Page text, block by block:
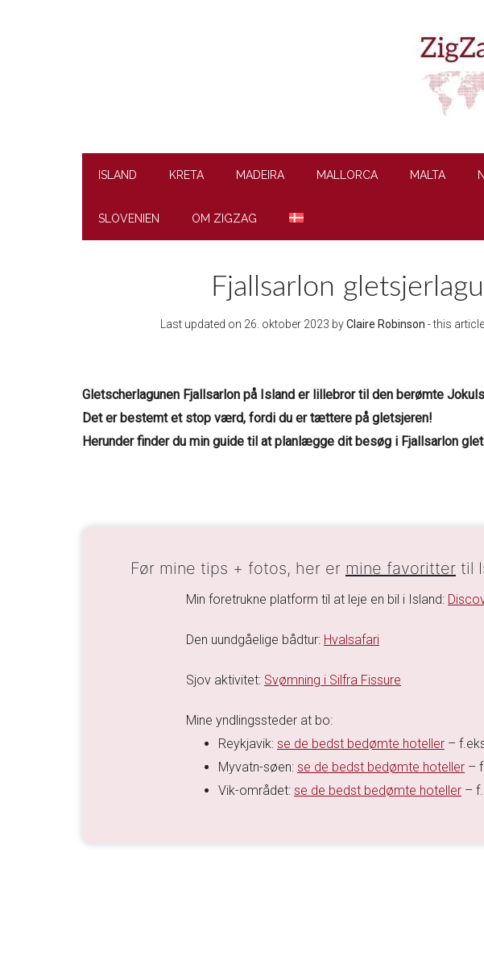
ISLAND KRETA MADEIRA MALLORCA MALTA
SLOVENIEN OM ZIGZAG
Fjallsarlon
Last updated on 26. oktober 2023 byClaire Robinson - this
Gletscherlagunen Fjallsarlon på Island er lillebror til den berømte
Det er bestemt et stop værd, fordi du er tættere på gletsjeren!
Herunder finder du min guide til at planlægge dit besøg i Fjallsarlon
Før mine tips + fotos, her er mine favoritter til
Min foretrukne platform til at leje en bil i Island:
Den uundgåelige bådtur: Hvalsafari
Sjov aktivitet: Svømning i Silfra Fissure
Mine yndlingssteder at bo:
Reykjavik: se de bedst bedømte hoteller –
Myvatn-søen: se de bedst bedømte hoteller –
Vik-området: se de bedst bedømte hoteller –